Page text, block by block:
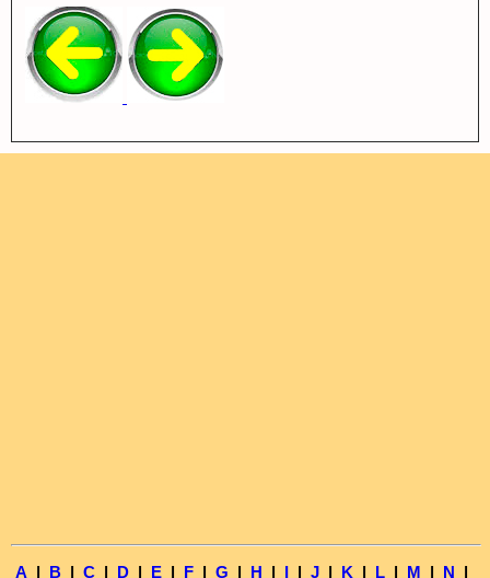
A | B | C | D | E | F | G | H | I | J | K | L | M | N |